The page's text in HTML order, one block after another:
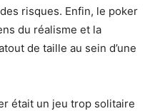
risques. Enfin, le poker
du réalisme et la
de taille au sein d’une
était un jeu trop solitaire